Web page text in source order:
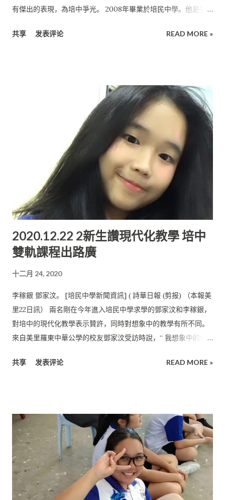
有傑出的表現，為培中爭光。 2008年畢業於培民中學。他是美
比賽的第二名。 目前的他在美裏的Blue Cottage Coffee 以及 In
知識在全音鋼琴公司擔任鋼琴維修技術人員。 2015年，他開始對
咖啡產生興趣， 並在2016年10月到吉隆坡參與SCA (Specialty
Coffee Association) 國際精品咖啡協會咖啡師課程並考取國際
認證的執照。 在2016年的年秒， 他又到中國雲南普爾曼幹納莊
園實地學習咖啡種植及咖啡處理技術。 卓君倫在2016年及2017年
分別考取到了咖啡沖煮、感官、 咖啡烘焙的執照以及獲得高級咖
啡師國際認證。2017年， 他被安排到中國以及柬埔寨擔任SCA國
際精品咖啡協會咖啡師課程 的導師助教。 在大馬首辦國際咖啡賽
2018年初，他參與PCA (PROFESSIONAL COFFEE
ATHLETICS) 專業咖啡競技賽以及賽事籌備方， 首次把國際咖
啡比賽帶入到馬來西亞，並成功地在吉隆坡舉辦。 他也到韓國大
田市實習咖啡機器維修及翻新技術。同年10月， 他首次把PCA專
他又到中國雲南孟連斑馬莊園地學習咖啡種植及咖啡處理技術。
精益求精的卓君倫，選擇不斷地提升自己。 他在2019年多次飛往
柬埔寨和馬來西亞吉隆坡參與SCA國際精 品咖啡協會咖啡師課程
的導師助教， 同年也在砂拉越詩巫協辦PCA專業咖啡競技賽。
2019年11月，他飛往吉隆坡向墨西哥籍的導師瑪奴爾考取Q-
Arabica Grader)。 卓君倫受訪時表示，雖然目前的他生活忙
共享 发表评论 READ MORE »
2020.12.22 2新生讚現代化教學 培中
雙軌課程出路廣
十二月 24, 2020
李稼銀 鄧家汶。 [培民中學新聞資訊] ( 詩華日報 (剪报) （本報美
里22日訊） 兩名剛在今年進入培民中學求學的鄧家汶和李稼銀，
對培中的現代化教學表示贊許，同時對想象中的教學有所不同。
來自美里羅東中華公學的校友鄧家汶受訪時說，“ 我想象中的培
會十分嚴厲。當我正式踏入培中， 認識培中之後，我發現師長除
小學期間，他獲得2019年美里校際乒乓賽（男子單打） 季軍以及
（雙打）季軍。 他在2019年第二十七屆華小學生華語筆試比賽中
獲得第四名、 第十三屆新馬汶小學現場作文創作精英賽公開組
（甲組） 獲得第三名、 2018年校內華語書寫創作比賽以及2018
年校內華語筆試比賽 皆獲得冠軍等。 品學兼優的鄧家汶表示，培
中的設施完善，學習氛圍十分舒適。 在課程方面，學校采取了母
共享 发表评论 READ MORE »